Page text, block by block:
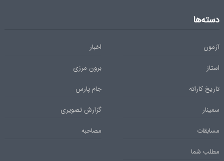
دسته‌ها
آزمون
اخبار
استاژ
برون مرزی
تاریخ کاراته
جام پارس
سمینار
گزارش تصویری
مسابقات
مصاحبه
مطلب شما